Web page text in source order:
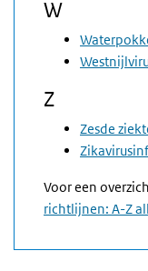
W
Z
Zesde
Voor een
richtlijnen: A-Z